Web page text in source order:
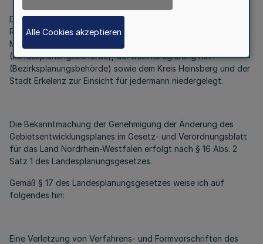
Die 4. Änderung des Gebietsentwicklungsplanes für den
Regierungsbezirk Köln, Teilabschnitt Region Aachen wird beim
Ministerium für Verkehr, Energie und Landesplanung
(Landesplanungsbehörde), der Bezirksregierung Köln
(Bezirksplanungsbehörde) sowie dem Kreis Heinsberg und der
Stadt Erkelenz zur Einsicht für jedermann niedergelegt.
Die Bekanntmachung der Genehmigung der Änderung des
Gebietsentwicklungsplanes im Gesetz- und Verordnungsblatt
für das Land Nordrhein-Westfalen erfolgt nach § 16 Abs. 2
Satz 1 des Landesplanungsgesetzes.
Gemäß § 17 des Landesplanungsgesetzes weise ich auf
folgendes hin:
Eine Verletzung von Verfahrens- und Formvorschriften des
Alle Cookies akzeptieren